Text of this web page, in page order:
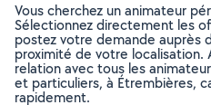
Vous cherchez un animateur
Sélectionnez directement les
postez votre demande auprès
proximité de votre localisation.
relation avec tous les
et particuliers, à Étrembières,
rapidement.